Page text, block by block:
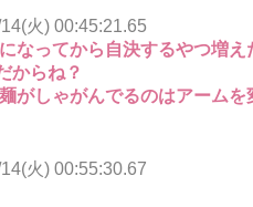
火) 00:45:21.65
なってから自決するやつ増え
からね？
がしゃがんでるのはアームを
火) 00:55:30.67